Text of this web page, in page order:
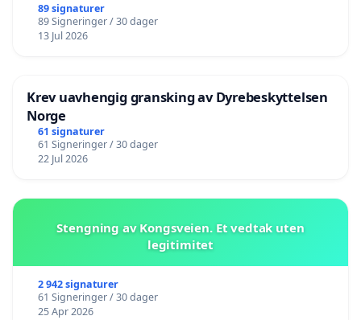
89 signaturer
89 Signeringer / 30 dager
13 Jul 2026
Krev uavhengig gransking av Dyrebeskyttelsen
Norge
61 signaturer
61 Signeringer / 30 dager
22 Jul 2026
Stengning av Kongsveien. Et vedtak uten
legitimitet
2 942 signaturer
61 Signeringer / 30 dager
25 Apr 2026